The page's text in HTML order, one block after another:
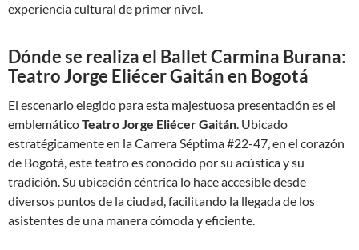
experiencia cultural de primer nivel.
Dónde se realiza el Ballet Carmina Burana:
Teatro Jorge Eliécer Gaitán en Bogotá
El escenario elegido para esta majestuosa presentación es el
emblemáticoTeatro Jorge Eliécer Gaitán. Ubicado
estratégicamente en la Carrera Séptima #22-47, en el corazón
de Bogotá, este teatro es conocido por su acústica y su
tradición. Su ubicación céntrica lo hace accesible desde
diversos puntos de la ciudad, facilitando la llegada de los
asistentes de una manera cómoda y eficiente.